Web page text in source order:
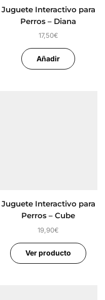
Juguete Interactivo para
Perros – Diana
17,50€
Añadir
Juguete Interactivo para
Perros – Cube
19,90€
Ver producto